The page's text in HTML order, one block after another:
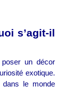
s’agit-il
un décor
exotique.
le monde